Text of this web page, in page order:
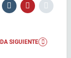
SIGUIENTE